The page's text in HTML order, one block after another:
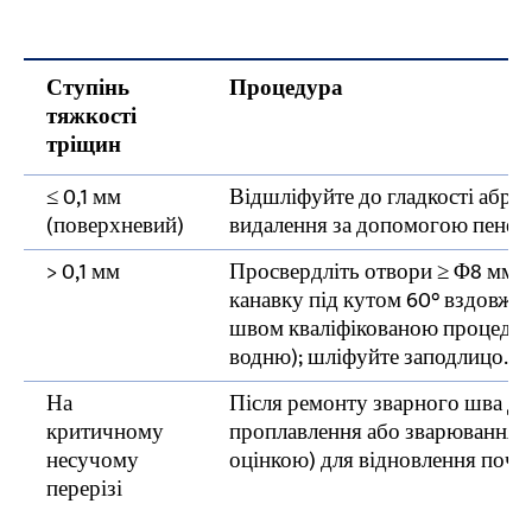
Ступінь
тяжкості
тріщин
Процедура
≤ 0,1 мм
(поверхневий)
Відшліфуйте до гладкості
видалення за допомогою
> 0,1 мм
Просвердліть отвори ≥ Φ8 мм
канавку під кутом 60° вздовж
швом кваліфікованою
водню); шліфуйте заподлицо.
На
критичному
несучому
перерізі
Після ремонту зварного шва
проплавлення або
оцінкою) для відновлення